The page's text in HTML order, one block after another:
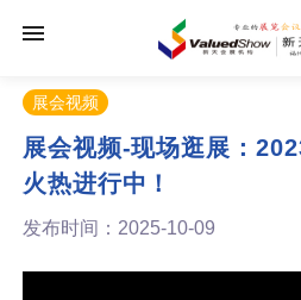
展会视频
展会视频-现场逛展：
火热进行中！
发布时间：2025-10-09